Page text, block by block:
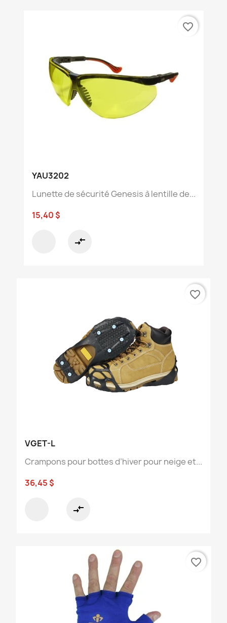
YAU3202
Lunette de sécurité Genesis à lentille de...
15,40 $
compare_arrows
favorite_border
VGET-L
Crampons pour bottes d’hiver pour neige et...
36,45 $
compare_arrows
favorite_border
favorite_border